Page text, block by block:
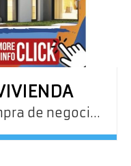
de negocios